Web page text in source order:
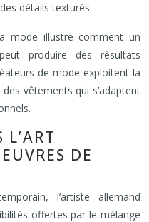
détails texturés.
mode illustre comment un
produire des résultats
de mode exploitent la
vêtements qui s’adaptent
DE
l’artiste allemand
offertes par le mélange